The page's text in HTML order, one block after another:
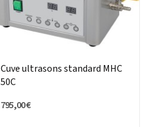
Cuve ultrasons standard MHC
50C
795,00 €